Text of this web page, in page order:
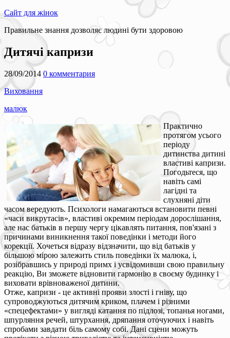
Сайт для жінок
Правильне знання дозволяє людині бути здоровою
Дитячі капризи
28/09/2014 0 комментария
Виховання
малюк
Практично
протягом усього
періоду
дитинства дитині
властиві капризи.
Погодьтеся, що
навіть самі
лагідні та
слухняні діти
часом вередують. Психологи намагаються встановити певні
«часи викрутасів», властиві окремим періодам дорослішання,
але нас батьків в першу чергу цікавлять питання, пов'язані з
причинами виникнення такої поведінки і методи його
корекції. Хочеться відразу відзначити, що від батьків у
більшою мірою залежить стиль поведінки їх малюка, і,
розібравшись у природі примх і усвідомивши свою правильну
реакцію, Ви зможете відновити гармонію в своєму будинку і
виховати врівноваженої дитини.
Отже, капризи - це активні прояви злості і гніву, що
супроводжуються дитячим криком, плачем і різними
«спецефектами» у вигляді катання по підлозі, топанья ногами,
шпурляння речей, штурхання, дряпання оточуючих і навіть
спробами завдати біль самому собі. Дані сцени можуть